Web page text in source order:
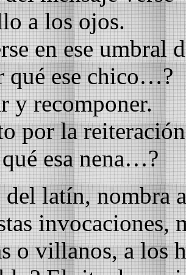
a los ojos.
en ese umbral
qué ese chico…?
y recomponer.
por la
esa nena…?
latín, nombra
invocaciones,
o villanos, a los